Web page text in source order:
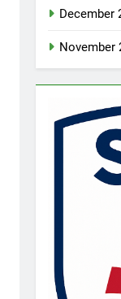
December
November